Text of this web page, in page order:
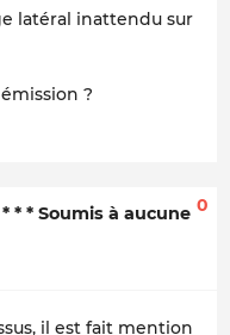
latéral inattendu sur
?
* * Soumis à aucune 0
il est fait mention